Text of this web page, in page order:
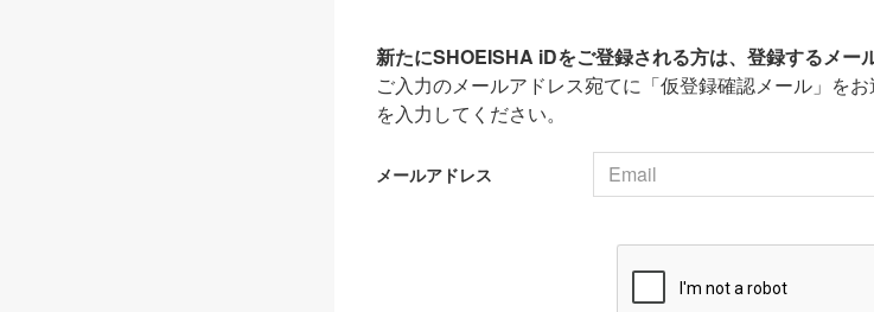
新たにSHOEISHA iDをご登録される方は、登録するメー
ご入力のメールアドレス宛てに「仮登録確認メール」を
を入力してください。
メールアドレス